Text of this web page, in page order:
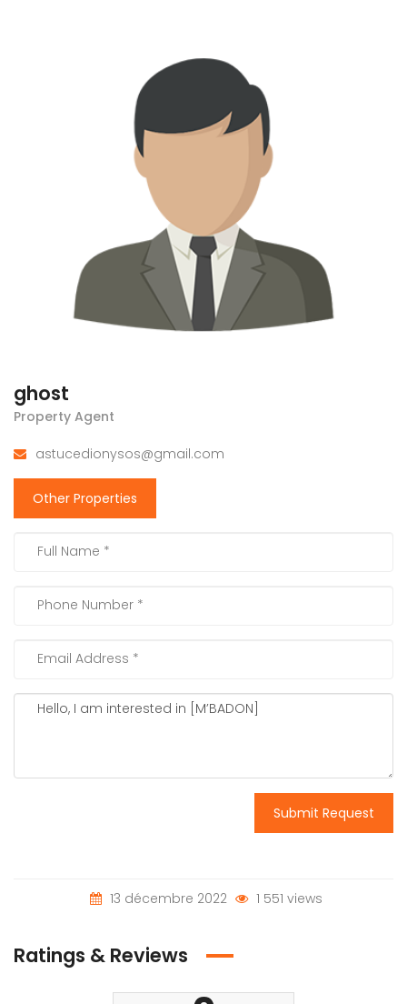
ghost
Property Agent
astucedionysos@gmail.com
Other Properties
Submit Request
13 décembre 2022 1 551 views
Ratings & Reviews